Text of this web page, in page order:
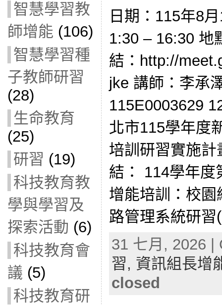
智慧學習教
師增能 (106)
智慧學習種
子教師研習
(28)
生命教育
(25)
研習 (19)
科技教育教
學與學習及
探索活動 (6)
科技教育會
議 (5)
科技教育研
日期：115年8
1:30 – 16:30 地
結：http://
jke 講師：李承
115E0003629
北市115學年度
培訓研習實施
結： 114學年度
增能培訓：校
路管理系統研習
31 七月, 2026
習, 資訊組長增
closed